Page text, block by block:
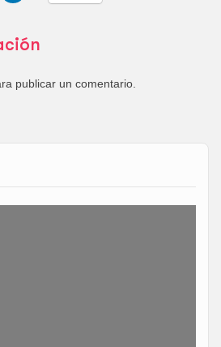
publicar un comentario.